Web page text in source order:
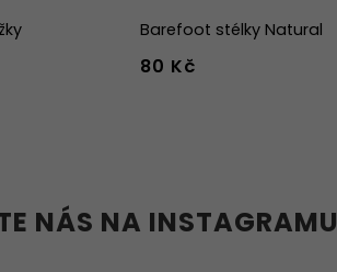
Barefoot stélky Natural
80 Kč
NÁS NA INSTAGRAMU